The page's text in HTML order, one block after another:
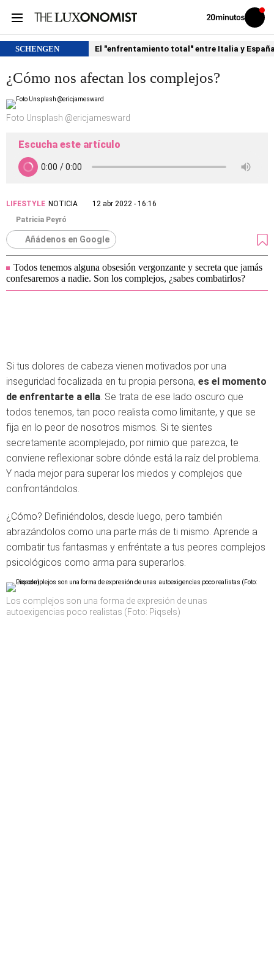
Volver
Iniciar
sesión
SCHENGEN El "enfrentamiento total" entre Italia y
¿Cómo nos afectan los complejos?
Foto Unsplash @ericjamesward
Escucha este artículo
LIFESTYLE NOTICIA
12 abr 2022 - 16:16
Patricia Peyró
Añádenos en Google
Todos tenemos alguna obsesión vergonzante y secreta que jamás
confesaremos a nadie. Son los complejos, ¿sabes combatirlos?
Si tus dolores de cabeza vienen motivados por una
inseguridad focalizada en tu propia persona, es el momento
de enfrentarte a ella. Se trata de ese lado oscuro que
todos tenemos, tan poco realista como limitante, y que se
fija en lo peor de nosotros mismos. Si te sientes
secretamente acomplejado, por nimio que parezca, te
conviene reflexionar sobre dónde está la raíz del problema.
Y nada mejor para superar los miedos y complejos que
confrontándolos.
¿Cómo? Definiéndolos, desde luego, pero también
abrazándolos como una parte más de ti mismo. Aprende a
combatir tus fantasmas y enfréntate a tus peores complejos
psicológicos como arma para superarlos.
Los complejos son una forma de expresión de unas
autoexigencias poco realistas (Foto: Piqsels)